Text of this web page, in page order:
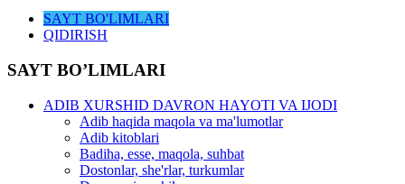
SAYT BO'LIMLARI
QIDIRISH
SAYT BO’LIMLARI
ADIB XURSHID DAVRON HAYOTI VA IJODI
Adib haqida maqola va ma'lumotlar
Adib kitoblari
Badiha, esse, maqola, suhbat
Dostonlar, she'rlar, turkumlar